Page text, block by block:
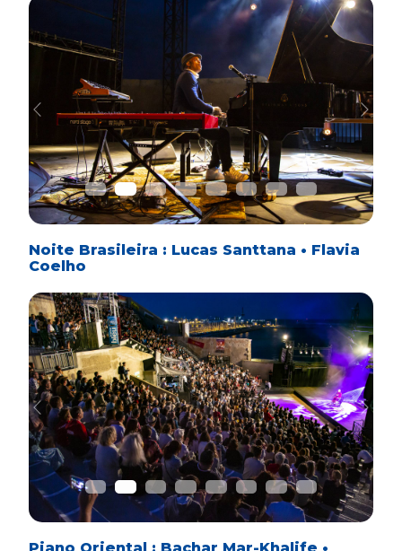
Previous Next
Noite Brasileira : Lucas Santtana • Flavia
Coelho
Previous Next